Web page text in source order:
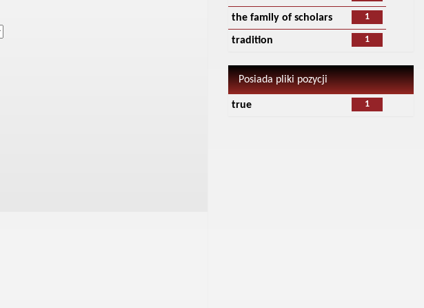
1
the family of scholars
1
tradition
Posiada pliki pozycji
1
true